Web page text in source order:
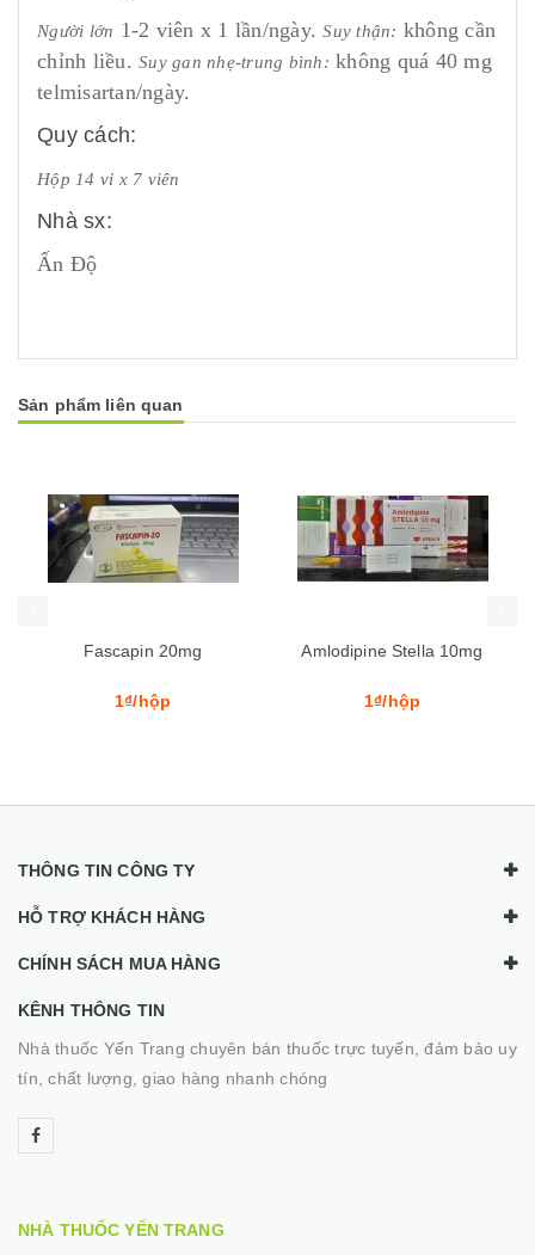
Người lớn 1-2 viên x 1 lần/ngày.Suy thận: không cần
chỉnh liều. Suy gan nhẹ-trung bình: không quá 40 mg
telmisartan/ngày.
Quy cách:
Hộp 14 vỉ x 7 viên
Nhà sx:
Ấn Độ
Sản phẩm liên quan
Amlodipine Stella 10mg Savi Valsartan
Mua hàng Mua hàng
THÔNG TIN CÔNG TY
HỖ TRỢ KHÁCH HÀNG
CHÍNH SÁCH MUA HÀNG
KÊNH THÔNG TIN
Nhà thuốc Yến Trang chuyên bán thuốc trực tuyến, đảm bảo uy
tín, chất lượng, giao hàng nhanh chóng
NHÀ THUỐC YẾN TRANG